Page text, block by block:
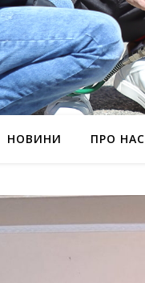
НОВИНИ ПРО НАС